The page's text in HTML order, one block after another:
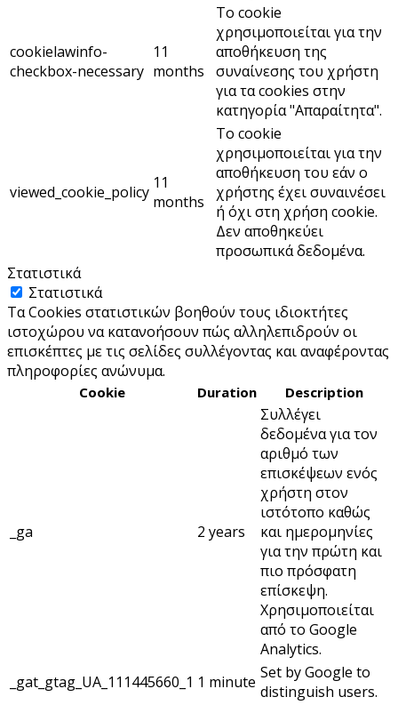
cookielawinfo-
checkbox-necessary
11
months
Το cookie
χρησιμοποιείται για την
αποθήκευση της
συναίνεσης του χρήστη
για τα cookies στην
κατηγορία "Απαραίτητα".
viewed_cookie_policy 11
months
Το cookie
χρησιμοποιείται για την
αποθήκευση του εάν ο
χρήστης έχει συναινέσει
ή όχι στη χρήση cookie.
Δεν αποθηκεύει
προσωπικά δεδομένα.
Στατιστικά
Στατιστικά
Τα Cookies στατιστικών βοηθούν τους ιδιοκτήτες
ιστοχώρου να κατανοήσουν πώς αλληλεπιδρούν οι
επισκέπτες με τις σελίδες συλλέγοντας και αναφέροντας
πληροφορίες ανώνυμα.
Cookie Duration Description
_ga 2 years
Συλλέγει
δεδομένα για τον
αριθμό των
επισκέψεων ενός
χρήστη στον
ιστότοπο καθώς
και ημερομηνίες
για την πρώτη και
πιο πρόσφατη
επίσκεψη.
Χρησιμοποιείται
από το Google
Analytics.
_gat_gtag_UA_111445660_1 1 minute Set by Google to
distinguish users.